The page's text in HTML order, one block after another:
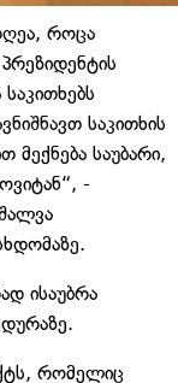
როცა
საკითხის
მექნება საუბარი,
-
ისაუბრა
რომელიც